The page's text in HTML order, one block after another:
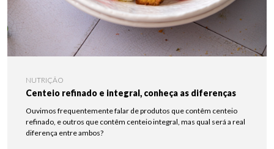
NUTRIÇÃO
Centeio refinado e integral, conheça as diferenças
Ouvimos frequentemente falar de produtos que contêm centeio
refinado, e outros que contêm centeio integral, mas qual será a real
diferença entre ambos?